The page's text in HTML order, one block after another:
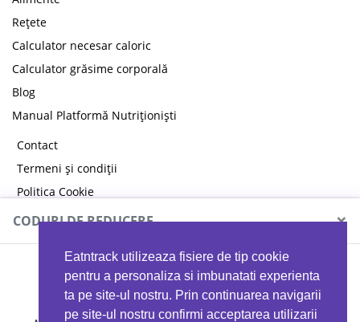
Eatntrack utilizeaza fisiere de tip cookie
pentru a personaliza si imbunatati experienta
ta pe site-ul nostru. Prin continuarea navigarii
pe site-ul nostru confirmi acceptarea utilizarii
Rețete
Calculator necesar caloric
Calculator grăsime corporală
Blog
Manual Platformă Nutriționiști
Contact
Termeni și condiții
Politica Cookie
Politica de confidențialitate
CODURI DE REDUCERE ×
MYPROTEIN